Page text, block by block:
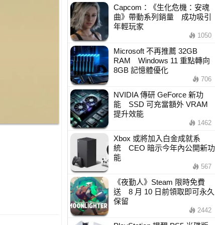
Capcom：《生化危機：安魂
曲》帶動系列銷量 成功吸引
年輕玩家
1050
Microsoft 不再推薦 32GB
RAM Windows 11 重點轉向
8GB 記憶體優化
706
NVIDIA 傳研 GeForce 新功
能 SSD 可充當額外 VRAM
提升效能
1462
Xbox 或將加入白金成就系
統 CEO 暗示今年內公開新功
能
567
《夜勤人》Steam 限時免費
送 8 月 10 日前領取即可永久
保留
2442